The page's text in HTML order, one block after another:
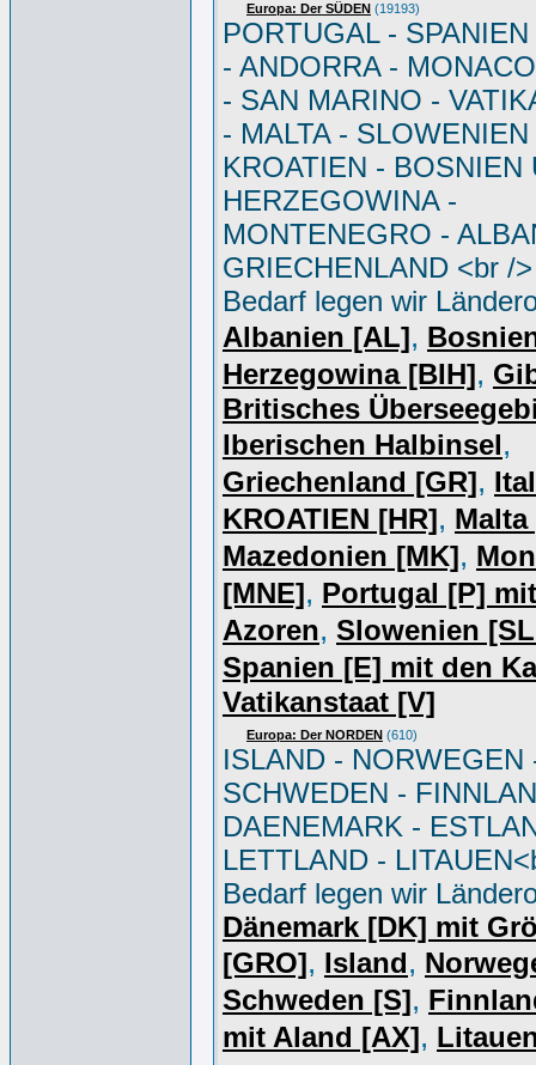
Europa: Der SÜDEN (19193)
PORTUGAL -
- ANDORRA -
- SAN MARINO -
- MALTA - SLOWENIEN
KROATIEN - BOSNIEN
HERZEGOWINA -
MONTENEGRO -
GRIECHENLAND <br /
Bedarf legen wir
Albanien [AL],
Herzegowina [BIH],
Britisches
Iberischen Halbinsel,
Griechenland [GR],
KROATIEN [HR], Malta
Mazedonien [MK],
[MNE], Portugal [P]
Azoren, Slowenien
Spanien [E] mit den
Vatikanstaat [V]
Europa: Der NORDEN (610)
ISLAND - NORWEGEN
SCHWEDEN -
DAENEMARK -
LETTLAND -
Bedarf legen wir
Dänemark [DK] mit
[GRO], Island,
Schweden [S],
mit Aland [AX],